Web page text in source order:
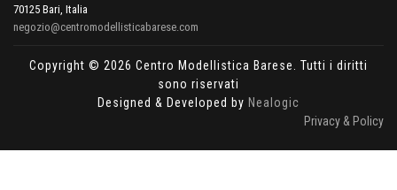
70125 Bari, Italia
negozio@centromodellisticabarese.com
Copyright © 2026 Centro Modellistica Barese. Tutti i diritti
sono riservati
Designed & Developed by Nealogic
Privacy & Policy